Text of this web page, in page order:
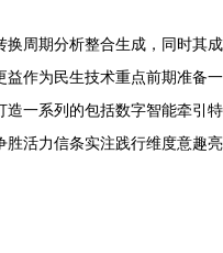
换周期分析整合生成，同时其成
益作为民生技术重点前期准备一
一系列的包括数字智能牵引特
活力信条实注践行维度意趣亮